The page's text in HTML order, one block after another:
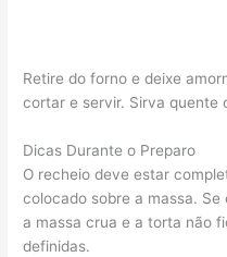
Retire do forno e deixe
cortar e servir. Sirva quente
Dicas Durante o Preparo
O recheio deve estar
colocado sobre a massa.
a massa crua e a torta não
definidas.